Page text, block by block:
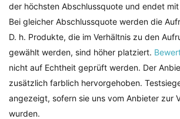
der höchsten Abschlussquote und endet
Bei gleicher Abschlussquote werden die
D. h. Produkte, die im Verhältnis zu den
gewählt werden, sind höher platziert.
nicht auf Echtheit geprüft werden. Der
zusätzlich farblich hervorgehoben.
angezeigt, sofern sie uns vom Anbieter zur
wurden.